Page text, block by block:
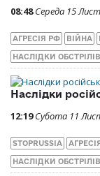
08:48 Середа 15
АГРЕСІЯ РФ ВІЙНА
НАСЛІДКИ ОБСТРІЛІВ
Наслідки
12:19 Субота 11
STOPRUSSIA
НАСЛІДКИ ОБСТРІЛІВ